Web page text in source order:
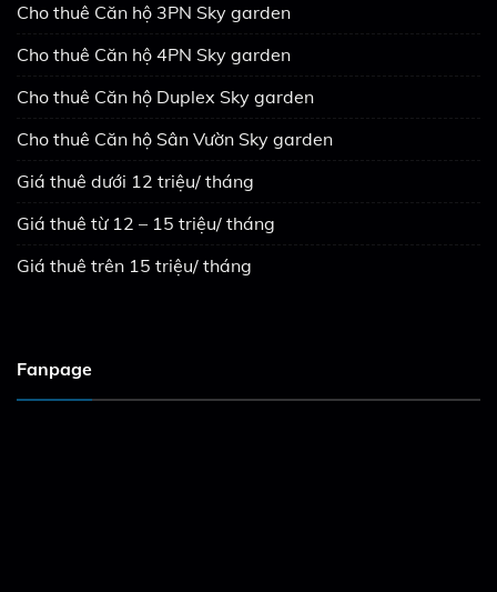
Cho thuê Căn hộ 3PN Sky garden
Cho thuê Căn hộ 4PN Sky garden
Cho thuê Căn hộ Duplex Sky garden
Cho thuê Căn hộ Sân Vườn Sky garden
Giá thuê dưới 12 triệu/ tháng
Giá thuê từ 12 – 15 triệu/ tháng
Giá thuê trên 15 triệu/ tháng
Fanpage